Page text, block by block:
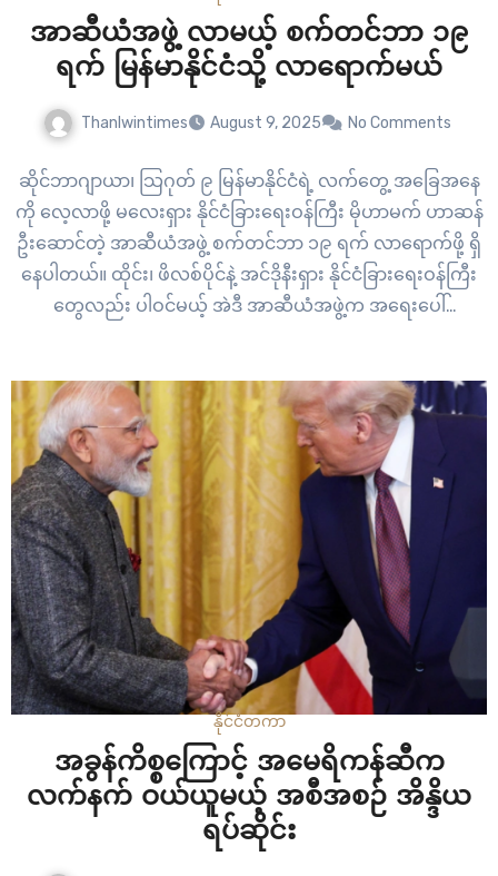
အာဆီယံအဖွဲ့ လာမယ့် စက်တင်ဘာ ၁၉
ရက် မြန်မာနိုင်ငံသို့ လာရောက်မယ်
Thanlwintimes August 9, 2025 No Comments
ဆိုင်ဘာဂျာယာ၊ သြဂုတ် ၉ မြန်မာနိုင်ငံရဲ့ လက်တွေ့ အခြေအနေ
ကို လေ့လာဖို့ မလေးရှား နိုင်ငံခြားရေးဝန်ကြီး မိုဟာမက် ဟာဆန်
ဦးဆောင်တဲ့ အာဆီယံအဖွဲ့ စက်တင်ဘာ ၁၉ ရက် လာရောက်ဖို့ ရှိ
နေပါတယ်။ ထိုင်း၊ ဖိလစ်ပိုင်နဲ့ အင်ဒိုနီးရှား နိုင်ငံခြားရေးဝန်ကြီး
တွေလည်း ပါဝင်မယ့် အဲဒီ အာဆီယံအဖွဲ့က အရေးပေါ်
နိုင်ငံတကာ
အခွန်ကိစ္စကြောင့် အမေရိကန်ဆီက
လက်နက် ဝယ်ယူမယ့် အစီအစဉ် အိန္ဒိယ
ရပ်ဆိုင်း